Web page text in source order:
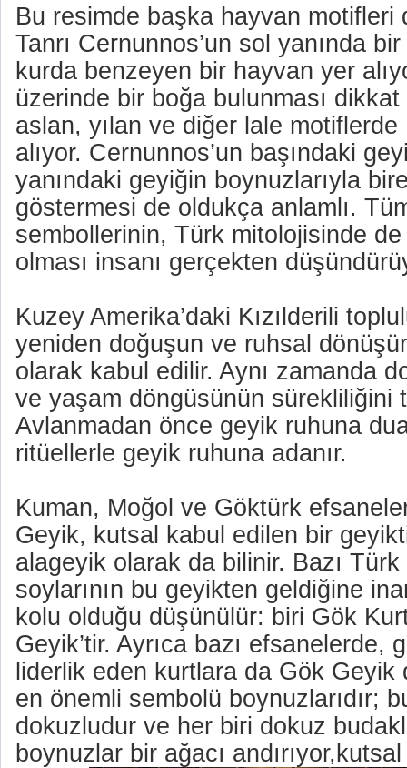
Bu resimde başka hayvan motifleri
Tanrı Cernunnos’un sol yanında
kurda benzeyen bir hayvan yer
üzerinde bir boğa bulunması dikkat
aslan, yılan ve diğer lale motiflerde
alıyor. Cernunnos’un başındaki
yanındaki geyiğin boynuzlarıyla
göstermesi de oldukça anlamlı.
sembollerinin, Türk mitolojisinde de
olması insanı gerçekten
Kuzey Amerika’daki Kızılderili
yeniden doğuşun ve ruhsal
olarak kabul edilir. Aynı zamanda
ve yaşam döngüsünün sürekliliğini
Avlanmadan önce geyik ruhuna
ritüellerle geyik ruhuna adanır.
Kuman, Moğol ve Göktürk
Geyik, kutsal kabul edilen bir
alageyik olarak da bilinir. Bazı
soylarının bu geyikten geldiğine
kolu olduğu düşünülür: biri Gök
Geyik’tir. Ayrıca bazı efsanelerde,
liderlik eden kurtlara da Gök Geyik
en önemli sembolü boynuzlarıdır;
dokuzludur ve her biri dokuz
boynuzlar bir ağacı